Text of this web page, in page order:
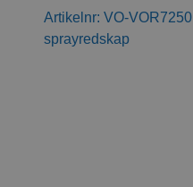
Artikelnr: VO-VOR7250
sprayredskap